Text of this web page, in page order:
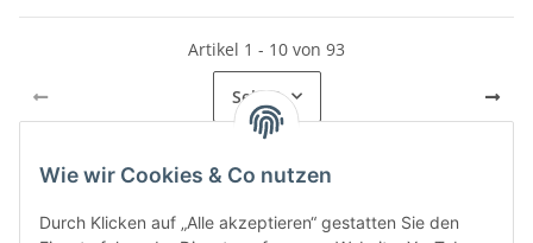
Artikel 1 - 10 von 93
Seite1
Kategorien
Wie wir Cookies & Co nutzen
Durch Klicken auf „Alle akzeptieren“ gestatten Sie den